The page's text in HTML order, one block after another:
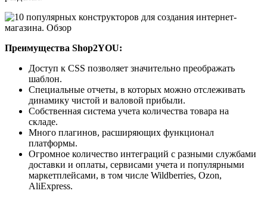
Преимущества Shop2YOU:
Доступ к CSS позволяет значительно преображать
шаблон.
Специальные отчеты, в которых можно отслеживать
динамику чистой и валовой прибыли.
Собственная система учета количества товара на
складе.
Много плагинов, расширяющих функционал
платформы.
Огромное количество интеграций с разными службами
доставки и оплаты, сервисами учета и популярными
маркетплейсами, в том числе Wildberries, Ozon,
AliExpress.